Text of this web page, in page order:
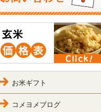
お米ギフト
コメヨメブログ